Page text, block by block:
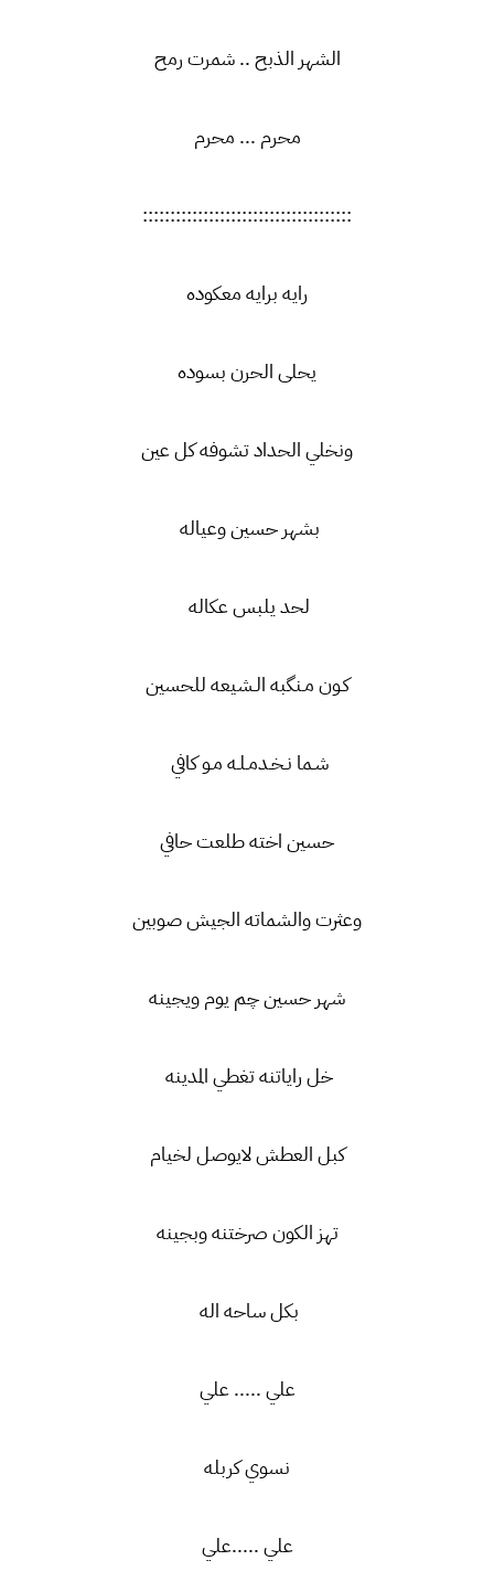
الشهر الذبح .. شمرت رمح
محرم ... محرم
::::::::::::::::::::::::::::::::::::::
رايه برايه معكوده
يحلى الحرن بسوده
ونخلي الحداد تشوفه كل عين
بشهر حسين وعياله
لحد يلبس عكاله
كـون مـنگبه الـشيعه للحسين
شـما نـخـدمـلـه مـو كافي
حسين اخته طلعت حافي
وعثرت والشماته الجيش صوبين
شهر حسين چم يوم ويجينه
خل راياتنه تغطي المدينه
كبل العطش لايوصل لخيام
تهز الكون صرختنه وبجينه
بكل ساحه اله
علي ..... علي
نسوي كربله
علي .....علي